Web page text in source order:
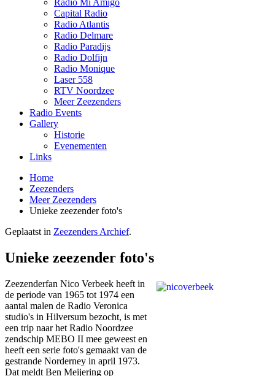
Radio Mi Amigo
Capital Radio
Radio Atlantis
Radio Delmare
Radio Paradijs
Radio Dolfijn
Radio Monique
Laser 558
RTV Noordzee
Meer Zeezenders
Radio Events
Gallery
Historie
Evenementen
Links
Home
Zeezenders
Meer Zeezenders
Unieke zeezender foto's
Geplaatst in Zeezenders Archief.
Unieke zeezender foto's
Zeezenderfan Nico Verbeek heeft in
de periode van 1965 tot 1974 een
aantal malen de Radio Veronica
studio's in Hilversum bezocht, is met
een trip naar het Radio Noordzee
zendschip MEBO II mee geweest en
heeft een serie foto's gemaakt van de
gestrande Norderney in april 1973.
Dat meldt Ben Meijering op